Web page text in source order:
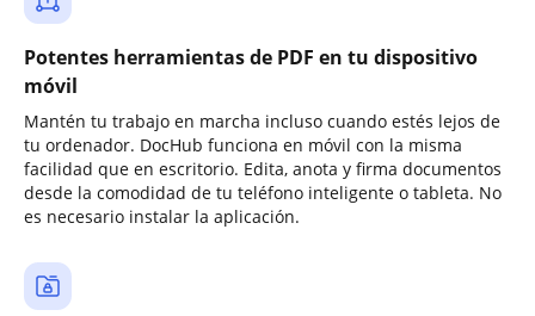
Potentes herramientas de PDF en tu dispositivo
móvil
Mantén tu trabajo en marcha incluso cuando estés lejos de
tu ordenador. DocHub funciona en móvil con la misma
facilidad que en escritorio. Edita, anota y firma documentos
desde la comodidad de tu teléfono inteligente o tableta. No
es necesario instalar la aplicación.